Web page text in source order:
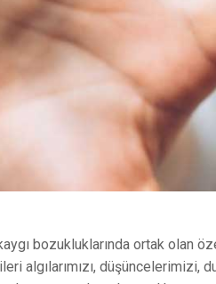
bozukluklarında ortak olan
algılarımızı, düşüncelerimizi,